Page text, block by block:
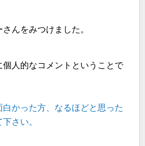
んをみつけました。
人的なコメントということで
かった方、なるほどと思った
さい。